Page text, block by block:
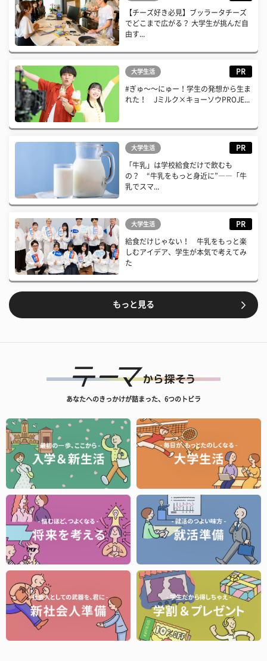
【チーズ好き必見】ブッラータチーズ
でどこまで広がる？ 大学生が挑んだ自
由す...
大学生活 PR
#ぎゅ〜〜にゅー！学生の発想から生ま
れた！ Jミルク×キョーソウPROJE...
大学生活 PR
「牛乳」は学校給食だけで飲むも
の？ “牛乳をもっと身近に”――「牛
乳でスマ...
大学生活 PR
給食だけじゃない！ 牛乳をもっと楽
しむアイデア、学生が本気で考えてみ
た
もっと見る
あなたへのきっかけが詰まった、6つのトビラ